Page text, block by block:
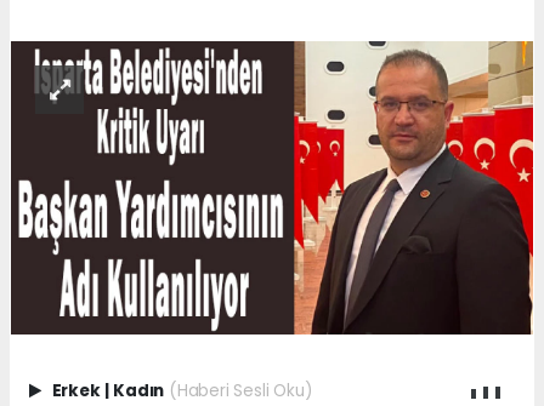
Erkek | Kadın (Haberi Sesli Oku)